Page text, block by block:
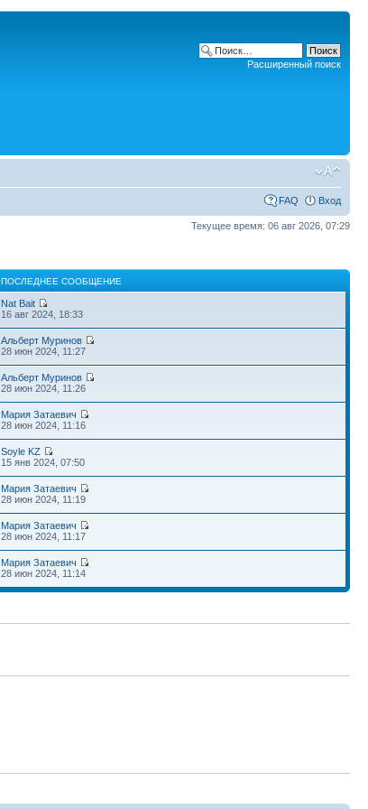
Расширенный поиск
FAQ Вход
Текущее время: 06 авг 2026, 07:29
ПОСЛЕДНЕЕ СООБЩЕНИЕ
Nat Bait
16 авг 2024, 18:33
Альберт Муринов
28 июн 2024, 11:27
Альберт Муринов
28 июн 2024, 11:26
Мария Затаевич
28 июн 2024, 11:16
Soyle KZ
15 янв 2024, 07:50
Мария Затаевич
28 июн 2024, 11:19
Мария Затаевич
28 июн 2024, 11:17
Мария Затаевич
28 июн 2024, 11:14